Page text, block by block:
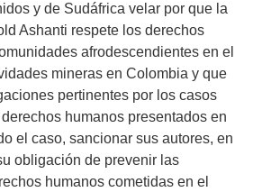
y de Sudáfrica velar por que la
Ashanti respete los derechos
afrodescendientes en el
mineras en Colombia y que
pertinentes por los casos
humanos presentados en
el caso, sancionar sus autores, en
obligación de prevenir las
humanos cometidas en el